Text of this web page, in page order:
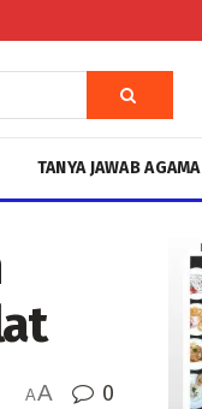
TANYA JAWAB AGAMA
AA 0